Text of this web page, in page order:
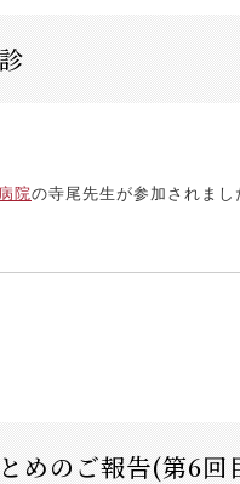
院の寺尾先生が参加されま
めのご報告(第6回